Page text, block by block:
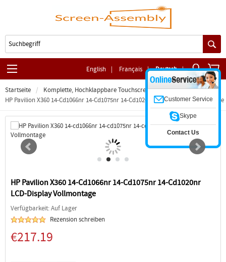
English | Français | Deutsch |
Startseite
Komplette, Hochklappbare Touchscreen-Baugruppe
HP Pavilion X360 14-Cd1066nr 14-Cd1075nr 14-Cd1020nr LCD-Display Vollmontage
HP Pavilion X360 14-Cd1066nr 14-Cd1075nr 14-Cd1020nr
LCD-Display Vollmontage
Verfügbarkeit: Auf Lager
Rezension schreiben
€217.19
Customer Service
Skype
Contact Us